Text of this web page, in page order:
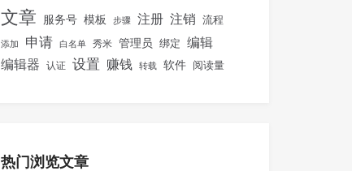
文章 服务号 模板 步骤 注册 注销 流程
添加 申请 白名单 秀米 管理员 绑定 编辑
编辑器
认证 设置 赚钱 转载 软件 阅读量
热门浏览文章